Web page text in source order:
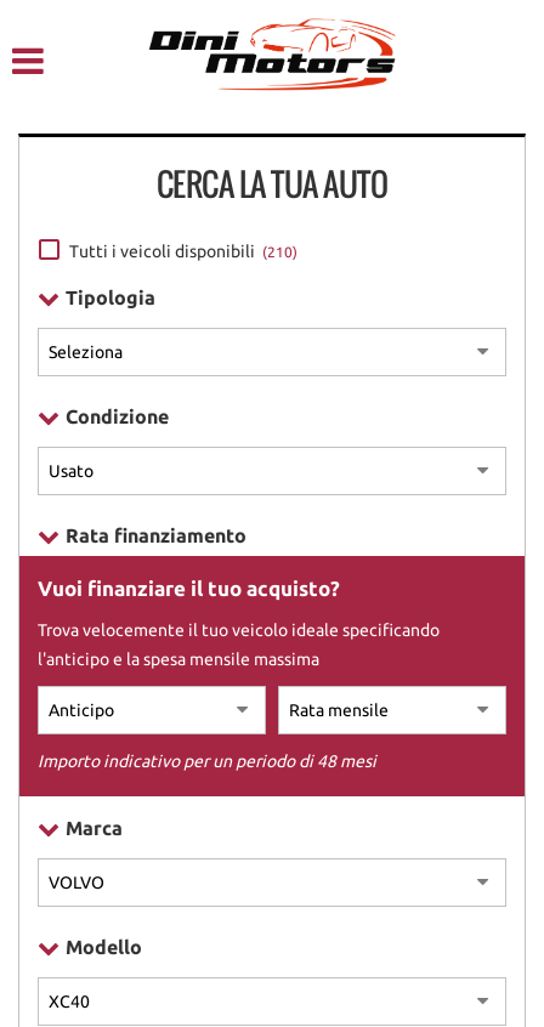
NOLEGGIO A BREVE TERMINE
ACQUISTIAMO USATO
ASSISTENZA
CERCA LA TUA AUTO
Tutti i veicoli disponibili (210)
Tipologia
Condizione
Rata finanziamento
Vuoi finanziare il tuo acquisto?
Trova velocemente il tuo veicolo ideale specificando
l'anticipo e la spesa mensile massima
Importo indicativo per un periodo di 48 mesi
Marca
Modello